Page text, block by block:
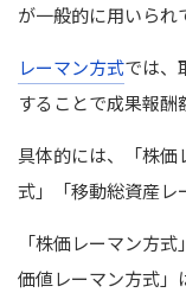
が一般的に用いられ
レーマン方式では、
することで成果報酬
具体的には、「株価
式」「移動総資産レ
「株価レーマン方
価値レーマン方式」